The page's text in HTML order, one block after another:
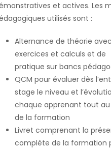
et actives. Les
utilisés sont :
Alternance de théorie avec
exercices et calculs et de
pratique sur bancs
QCM pour évaluer dès
stage le niveau et
chaque apprenant tout au
de la formation
Livret comprenant la
complète de la formation